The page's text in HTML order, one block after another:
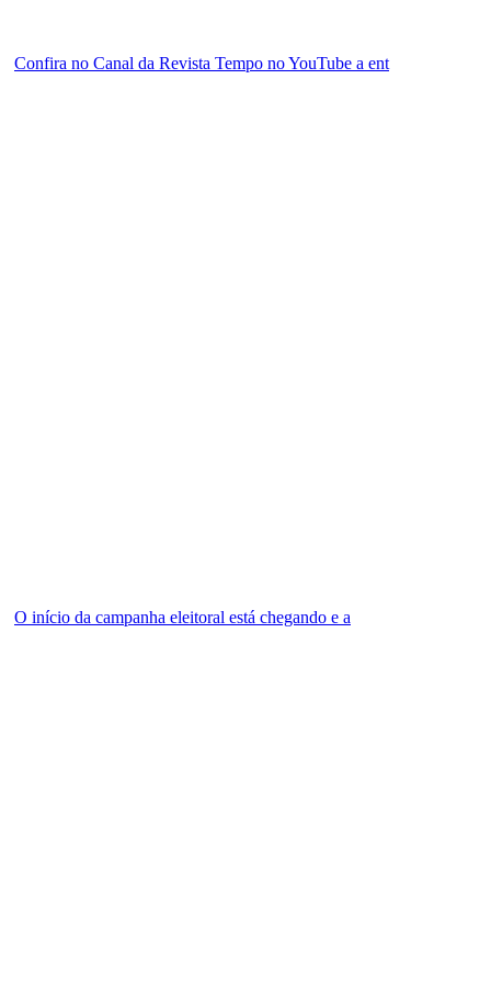
Confira no Canal da Revista Tempo no YouTube a ent
O início da campanha eleitoral está chegando e a